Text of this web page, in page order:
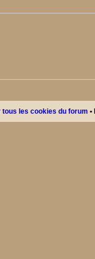
tous les cookies du forum •